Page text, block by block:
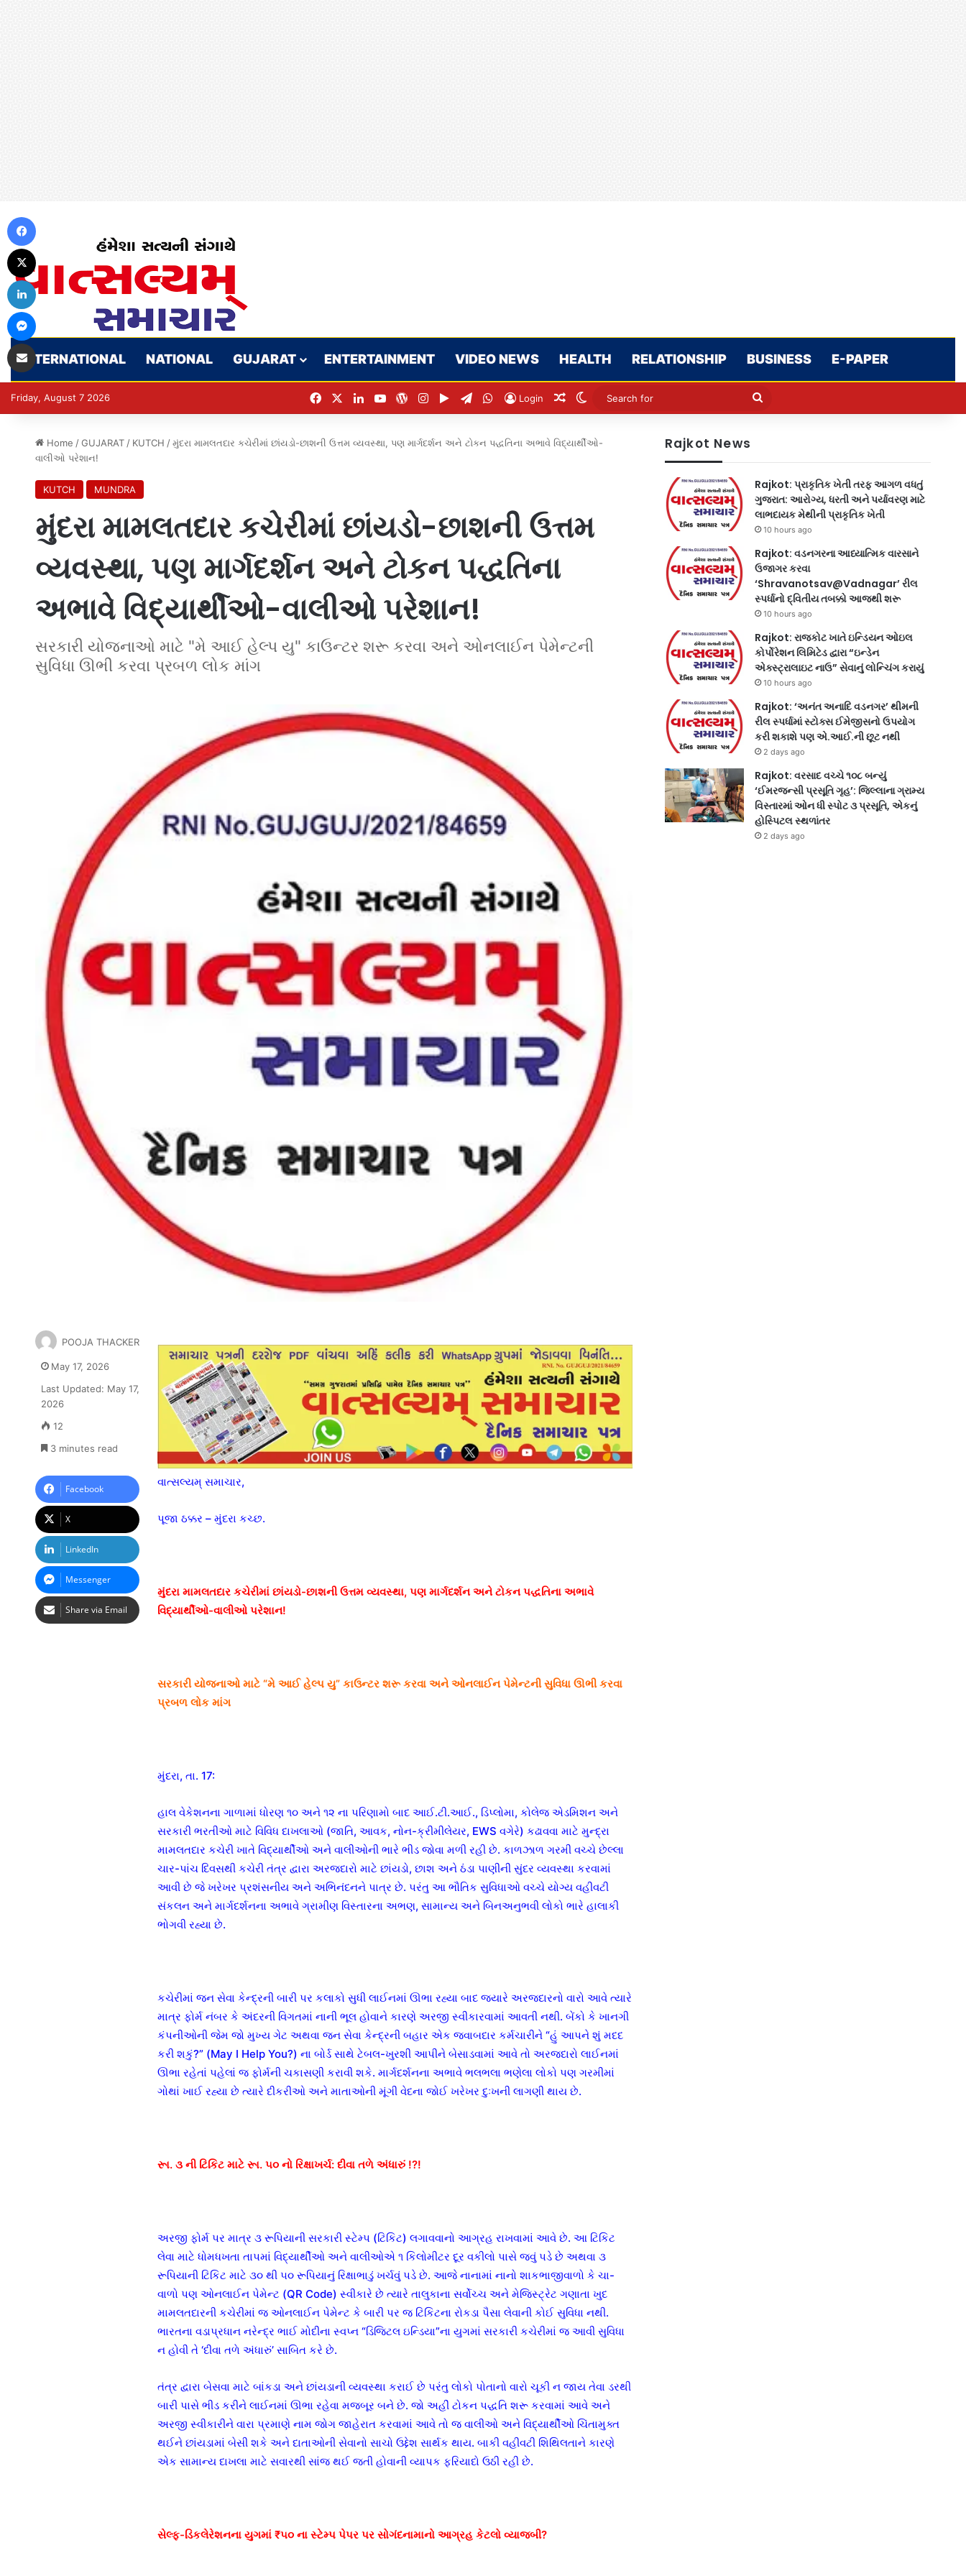
INTERNATIONAL NATIONAL GUJARAT ENTERTAINMENT VIDEO NEWS HEALTH RELATIONSHIP BUSINESS E-PAPER
Friday, August 7 2026 FacebookLinkedInYouTubeWordPress
Instagram
Google Play
Telegram
WhatsApp
Login Random Article
Switch skin
Search
Home / GUJARAT / KUTCH / મુંદરા મામલતદાર કચેરીમાં છાંયડો-છાશની ઉત્તમ વ્યવસ્થા, પણ માર્ગદર્શન અને ટોકન પદ્ધતિના અભાવે વિદ્યાર્થીઓ-
વાલીઓ પરેશાન!
KUTCH MUNDRA
મુંદરા મામલતદાર કચેરીમાં છાંયડો-છાશની ઉત્તમ
વ્યવસ્થા, પણ માર્ગદર્શન અને ટોકન પદ્ધતિના
અભાવે વિદ્યાર્થીઓ-વાલીઓ પરેશાન!
સરકારી યોજનાઓ માટે "મે આઈ હેલ્પ યુ" કાઉન્ટર શરૂ કરવા અને ઓનલાઈન પેમેન્ટની
સુવિધા ઊભી કરવા પ્રબળ લોક માંગ
વાત્સલ્યમ્ સમાચાર,
પૂજા ઠક્કર – મુંદરા કચ્છ.
મુંદરા મામલતદાર કચેરીમાં છાંયડો-છાશની ઉત્તમ વ્યવસ્થા, પણ માર્ગદર્શન અને ટોકન પદ્ધતિના અભાવે
વિદ્યાર્થીઓ-વાલીઓ પરેશાન!
સરકારી યોજનાઓ માટે “મે આઈ હેલ્પ યુ” કાઉન્ટર શરૂ કરવા અને ઓનલાઈન પેમેન્ટની સુવિધા ઊભી કરવા
પ્રબળ લોક માંગ
મુંદરા, તા. 17:
હાલ વેકેશનના ગાળામાં ધોરણ ૧૦ અને ૧૨ ના પરિણામો બાદ આઈ.ટી.આઈ., ડિપ્લોમા, કોલેજ એડમિશન અને
સરકારી ભરતીઓ માટે વિવિધ દાખલાઓ (જાતિ, આવક, નોન-ક્રીમીલેયર, EWS વગેરે) કઢાવવા માટે મુન્દ્રા
મામલતદાર કચેરી ખાતે વિદ્યાર્થીઓ અને વાલીઓની ભારે ભીડ જોવા મળી રહી છે. કાળઝાળ ગરમી વચ્ચે છેલ્લા
ચાર-પાંચ દિવસથી કચેરી તંત્ર દ્વારા અરજદારો માટે છાંયડો, છાશ અને ઠંડા પાણીની સુંદર વ્યવસ્થા કરવામાં
આવી છે જે ખરેખર પ્રશંસનીય અને અભિનંદનને પાત્ર છે. પરંતુ આ ભૌતિક સુવિધાઓ વચ્ચે યોગ્ય વહીવટી
સંકલન અને માર્ગદર્શનના અભાવે ગ્રામીણ વિસ્તારના અભણ, સામાન્ય અને બિનઅનુભવી લોકો ભારે હાલાકી
ભોગવી રહ્યા છે.
કચેરીમાં જન સેવા કેન્દ્રની બારી પર કલાકો સુધી લાઈનમાં ઊભા રહ્યા બાદ જ્યારે અરજદારનો વારો આવે ત્યારે
માત્ર ફોર્મ નંબર કે અંદરની વિગતમાં નાની ભૂલ હોવાને કારણે અરજી સ્વીકારવામાં આવતી નથી. બેંકો કે ખાનગી
કંપનીઓની જેમ જો મુખ્ય ગેટ અથવા જન સેવા કેન્દ્રની બહાર એક જવાબદાર કર્મચારીને “હું આપને શું મદદ
કરી શકું?” (May I Help You?) ના બોર્ડ સાથે ટેબલ-ખુરશી આપીને બેસાડવામાં આવે તો અરજદારો લાઈનમાં
ઊભા રહેતાં પહેલાં જ ફોર્મની ચકાસણી કરાવી શકે. માર્ગદર્શનના અભાવે ભલભલા ભણેલા લોકો પણ ગરમીમાં
ગોથાં ખાઈ રહ્યા છે ત્યારે દીકરીઓ અને માતાઓની મૂંગી વેદના જોઈ ખરેખર દુઃખની લાગણી થાય છે.
રૂા. ૩ ની ટિકિટ માટે રૂા. ૫૦ નો રિક્ષાખર્ચ: દીવા તળે અંધારું !?!
અરજી ફોર્મ પર માત્ર ૩ રૂપિયાની સરકારી સ્ટેમ્પ (ટિકિટ) લગાવવાનો આગ્રહ રાખવામાં આવે છે. આ ટિકિટ
લેવા માટે ધોમધખતા તાપમાં વિદ્યાર્થીઓ અને વાલીઓએ ૧ કિલોમીટર દૂર વકીલો પાસે જવું પડે છે અથવા ૩
રૂપિયાની ટિકિટ માટે ૩૦ થી ૫૦ રૂપિયાનું રિક્ષાભાડું ખર્ચવું પડે છે. આજે નાનામાં નાનો શાકભાજીવાળો કે ચા-
વાળો પણ ઓનલાઈન પેમેન્ટ (QR Code) સ્વીકારે છે ત્યારે તાલુકાના સર્વોચ્ચ અને મેજિસ્ટ્રેટ ગણાતા ખુદ
મામલતદારની કચેરીમાં જ ઓનલાઈન પેમેન્ટ કે બારી પર જ ટિકિટના રોકડા પૈસા લેવાની કોઈ સુવિધા નથી.
ભારતના વડાપ્રધાન નરેન્દ્ર ભાઈ મોદીના સ્વપ્ન “ડિજિટલ ઇન્ડિયા”ના યુગમાં સરકારી કચેરીમાં જ આવી સુવિધા
ન હોવી તે ‘દીવા તળે અંધારું’ સાબિત કરે છે.
તંત્ર દ્વારા બેસવા માટે બાંકડા અને છાંયડાની વ્યવસ્થા કરાઈ છે પરંતુ લોકો પોતાનો વારો ચૂકી ન જાય તેવા ડરથી
બારી પાસે ભીડ કરીને લાઈનમાં ઊભા રહેવા મજબૂર બને છે. જો અહીં ટોકન પદ્ધતિ શરૂ કરવામાં આવે અને
અરજી સ્વીકારીને વારા પ્રમાણે નામ જોગ જાહેરાત કરવામાં આવે તો જ વાલીઓ અને વિદ્યાર્થીઓ ચિંતામુક્ત
થઈને છાંયડામાં બેસી શકે અને દાતાઓની સેવાનો સાચો ઉદ્દેશ સાર્થક થાય. બાકી વહીવટી શિથિલતાને કારણે
એક સામાન્ય દાખલા માટે સવારથી સાંજ થઈ જતી હોવાની વ્યાપક ફરિયાદો ઉઠી રહી છે.
સેલ્ફ-ડિકલેરેશનના યુગમાં ₹૫૦ ના સ્ટેમ્પ પેપર પર સોગંદનામાનો આગ્રહ કેટલો વ્યાજબી?
POOJA THACKER
May 17, 2026
Last Updated: May 17,
2026
12
3 minutes read
Facebook
X
LinkedIn
Messenger
Share via Email
Rajkot News
Rajkot: પ્રાકૃતિક ખેતી તરફ આગળ વધતું
ગુજરાત: આરોગ્ય, ધરતી અને પર્યાવરણ માટે
લાભદાયક મેથીની પ્રાકૃતિક ખેતી
10 hours ago
Rajkot: વડનગરના આધ્યાત્મિક વારસાને
ઉજાગર કરવા
‘Shravanotsav@Vadnagar’ રીલ
સ્પર્ધાનો દ્વિતીય તબક્કો આજથી શરૂ
10 hours ago
Rajkot: રાજકોટ ખાતે ઇન્ડિયન ઓઇલ
કોર્પોરેશન લિમિટેડ દ્વારા “ઇન્ડેન
એક્સ્ટ્રાલાઇટ નાઉ” સેવાનું લોન્ચિંગ કરાયું
10 hours ago
Rajkot: ‘અનંત અનાદિ વડનગર’ થીમની
રીલ સ્પર્ધામાં સ્ટોક્સ ઈમેજીસનો ઉપયોગ
કરી શકાશે પણ એ.આઈ.ની છૂટ નથી
2 days ago
Rajkot: વરસાદ વચ્ચે ૧૦૮ બન્યું
‘ઈમરજન્સી પ્રસૂતિ ગૃહ’: જિલ્લાના ગ્રામ્ય
વિસ્તારમાં ઓન ધી સ્પોટ ૩ પ્રસૂતિ, એકનું
હોસ્પિટલ સ્થળાંતર
2 days ago
LinkedIn